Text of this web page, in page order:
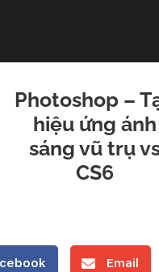
Photoshop –
hiệu ứng ánh
sáng vũ trụ
CS6
Email